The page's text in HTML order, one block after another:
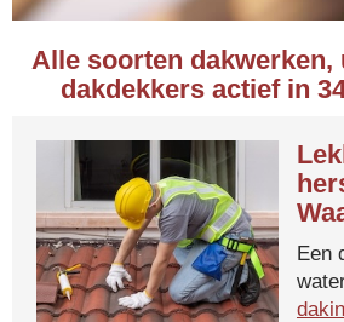
Alle soorten
dakdekkers actief in
Een